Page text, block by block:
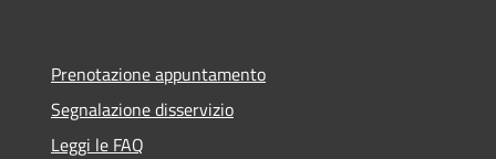
Prenotazione appuntamento
Segnalazione disservizio
Leggi le FAQ